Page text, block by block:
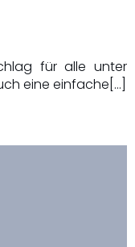
für alle unter
eine einfache[…]